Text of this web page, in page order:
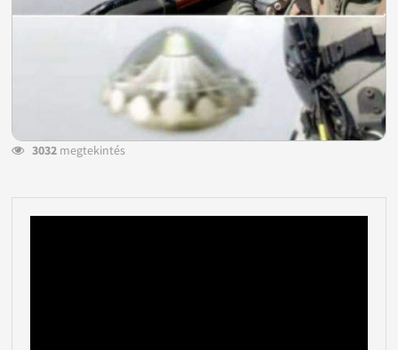
3032megtekintés